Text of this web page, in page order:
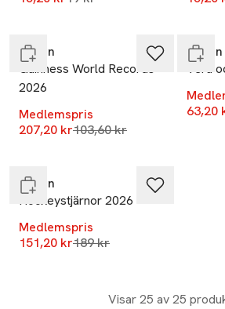
Tukan
Guinness World Records
2026
Medlemspris
207,20 krLägsta pris 30 dagar
103,60 kr
Tukan
Vera
63,20
-20%
Tukan
Hockeystjärnor 2026
Medlemspris
151,20 krLägsta pris 30 dagar
189 kr
Visar 25 av 25